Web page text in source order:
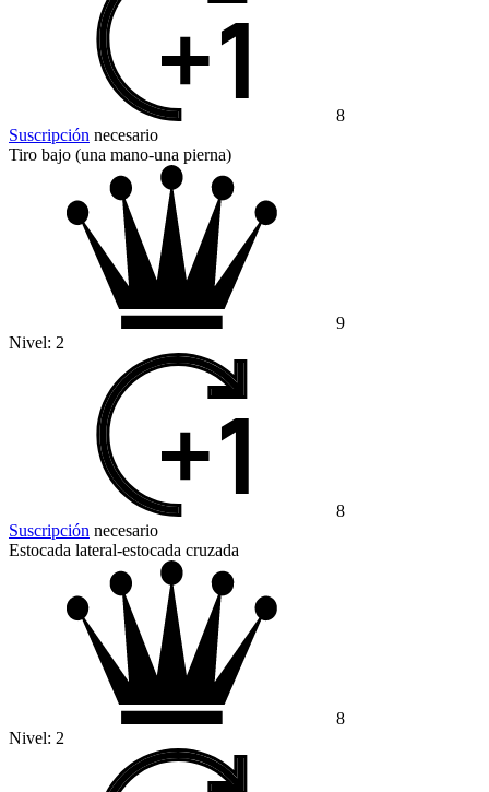
8
Suscripción necesario
Tiro bajo (una mano-una pierna)
9
Nivel: 2
8
Suscripción necesario
Estocada lateral-estocada cruzada
8
Nivel: 2